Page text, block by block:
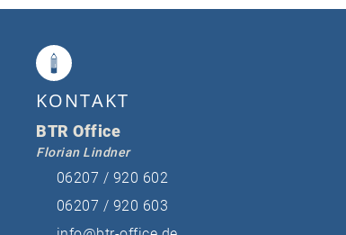
KONTAKT
BTR Office
Florian Lindner
06207 / 920 602
06207 / 920 603